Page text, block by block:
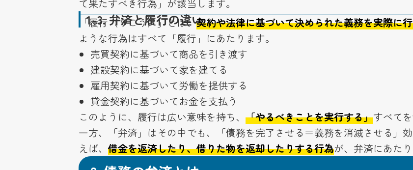
て果たすべき行為」が該当します。
1-3.弁済と履行の違い
「履行（りこう）」とは、契約や法律に基づいて決められた義務を実際に
ような行為はすべて「履行」にあたります。
売買契約に基づいて商品を引き渡す
建設契約に基づいて家を建てる
雇用契約に基づいて労働を提供する
貸金契約に基づいてお金を支払う
このように、履行は広い意味を持ち、 「やるべきことを実行する」すべて
一方、「弁済」はその中でも、「債務を完了させる＝義務を消滅させる」
えば、 借金を返済したり、借りた物を返却したりする行為が、弁済にあたり